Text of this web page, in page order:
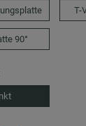
T-
90°